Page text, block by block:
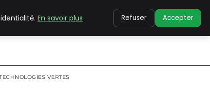
VERTES
En savoir plus Refuser Accepter